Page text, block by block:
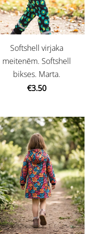
Softshell virjaka
meitenēm. Softshell
bikses. Marta.
€3.50